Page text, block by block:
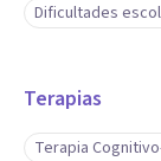
Dificultades
Terapias
Terapia